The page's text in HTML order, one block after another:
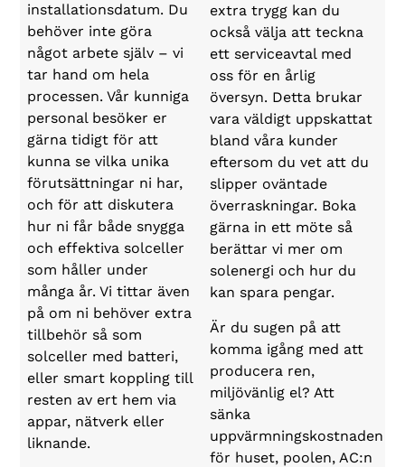
installationsdatum. Du
behöver inte göra
något arbete själv – vi
tar hand om hela
processen. Vår kunniga
personal besöker er
gärna tidigt för att
kunna se vilka unika
förutsättningar ni har,
och för att diskutera
hur ni får både snygga
och effektiva solceller
som håller under
många år. Vi tittar även
på om ni behöver extra
tillbehör så som
solceller med batteri,
eller smart koppling till
resten av ert hem via
appar, nätverk eller
liknande.
extra trygg kan du
också välja att teckna
ett serviceavtal med
oss för en årlig
översyn. Detta brukar
vara väldigt uppskattat
bland våra kunder
eftersom du vet att du
slipper oväntade
överraskningar. Boka
gärna in ett möte så
berättar vi mer om
solenergi och hur du
kan spara pengar.
Är du sugen på att
komma igång med att
producera ren,
miljövänlig el? Att
sänka
uppvärmningskostnaden
för huset, poolen, AC:n